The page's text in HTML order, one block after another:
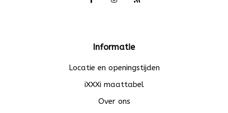
Informatie
Locatie en openingstijden
iXXXi maattabel
Over ons